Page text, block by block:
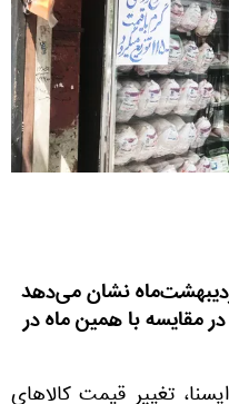
نشان می‌دهد
در مقایسه با همین ماه در